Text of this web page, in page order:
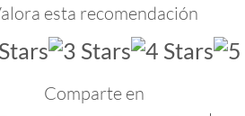
esta recomendación
Comparte en